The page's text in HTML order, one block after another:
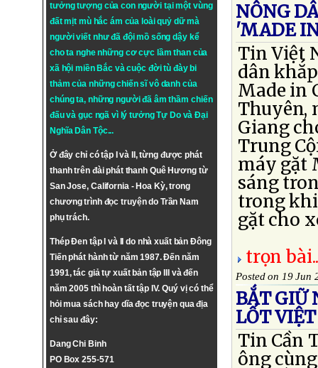
tưởng tượng của con người tại một vùng
đất mịt mù hắc ám của loài quỷ dữ mà
người viết như đã đội mồ sống dậy kể
cho ta nghe những cơ cực lầm than của
xã hội miền Bắc và cuộc đời tù đày bi
thảm của những chiến sĩ vô danh của
chúng ta, những người đã âm thầm chiến
đấu và gục ngã vì lý tưởngTự DovàĐại
Nghĩa Dân Tộc...
Ở đây chỉ có tập I và II, từng được phát
thanh trên đài phát thanh Quê Hương từ
San Jose, California - Hoa Kỳ, trong
chương trình đọc truyện do Trần Nam
phụ trách.
Thép Đen tập I và II do nhà xuất bản Đông
Tiến phát hành từ năm 1987. Đến năm
1991, tác giả tự xuất bản tập III và đến
năm 2005 thì hoàn tất tập IV. Quý vị có thể
hỏi mua sách hay dĩa đọc truyện qua địa
chỉ sau đây:
Dang Chi Binh
PO Box 255-571
NÔNG
'MADE
Tin Việt
dân
Made in
Thuyên,
Giang
Trung
máy gặt
sáng
trong
gặt cho
trọn
Posted on 19 Jun
BẮT GIỮ
LỐT
Tin Cần
ông